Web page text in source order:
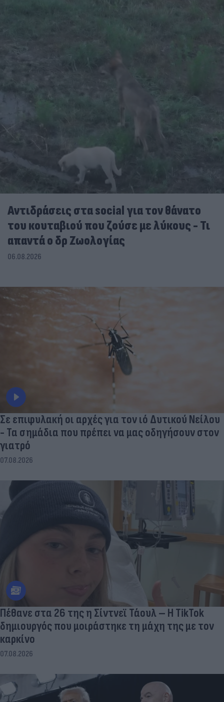
Αντιδράσεις στα social για τον θάνατο
του κουταβιού που ζούσε με λύκους - Τι
απαντά ο δρ Ζωολογίας
06.08.2026
Σε επιφυλακή οι αρχές για τον ιό Δυτικού Νείλου
- Τα σημάδια που πρέπει να μας οδηγήσουν στον
γιατρό
07.08.2026
Πέθανε στα 26 της η Σίντνεϊ Τάουλ – Η TikTok
δημιουργός που μοιράστηκε τη μάχη της με τον
καρκίνο
07.08.2026